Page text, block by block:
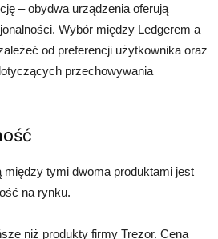
– obydwa urządzenia oferują
Wybór między Ledgerem a
od preferencji użytkownika oraz
przechowywania
między tymi dwoma produktami jest
na rynku.
niż produkty firmy Trezor. Cena